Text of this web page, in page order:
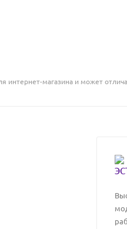
интернет-магазина и может